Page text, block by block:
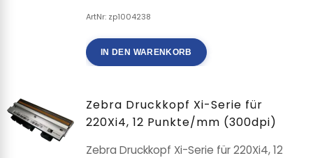
ArtNr: zp1004238
IN DEN WARENKORB
Zebra Druckkopf Xi-Serie für
220Xi4, 12 Punkte/mm (300dpi)
Zebra Druckkopf Xi-Serie für 220Xi4, 12